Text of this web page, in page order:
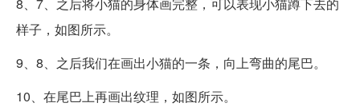
样子，如图所示。
9、8、之后我们在画出小猫的一条，向上弯曲的尾巴。
10、在尾巴上再画出纹理，如图所示。